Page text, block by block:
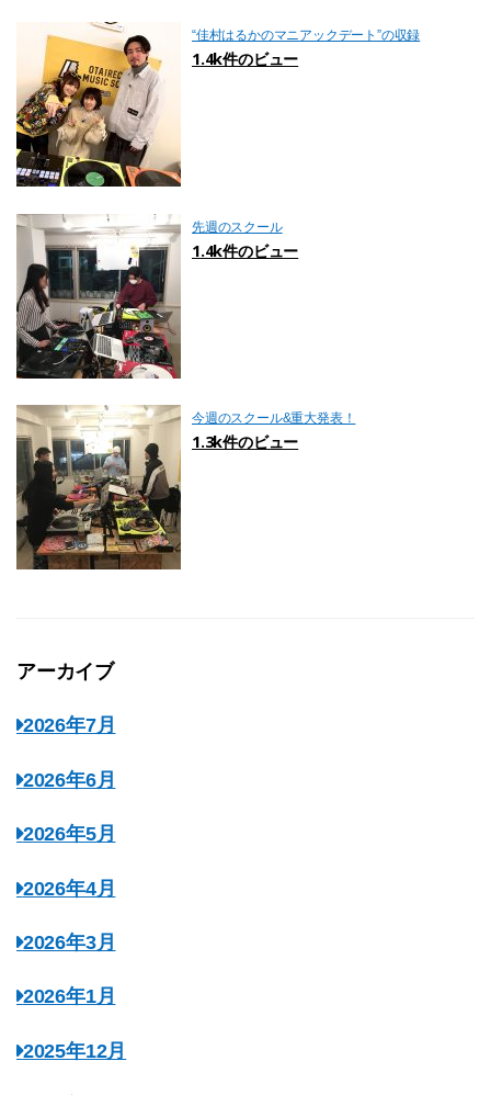
“佳村はるかのマニアックデート”の収録
1.4k件のビュー
先週のスクール
1.4k件のビュー
今週のスクール&重大発表！
1.3k件のビュー
アーカイブ
2026年7月
2026年6月
2026年5月
2026年4月
2026年3月
2026年1月
2025年12月